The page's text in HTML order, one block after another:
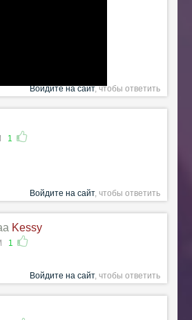
Войдите на сайт, чтобы ответить
1
Войдите на сайт, чтобы ответить
Kessy
1
Войдите на сайт, чтобы ответить